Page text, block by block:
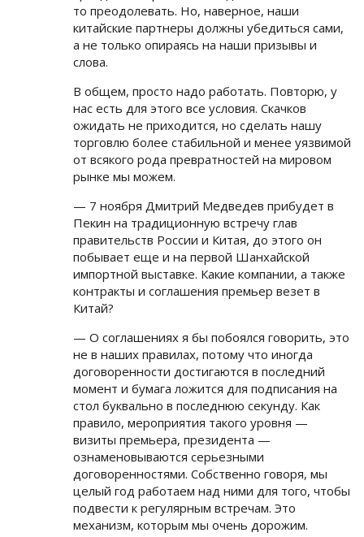
то преодолевать. Но, наверное, наши
китайские партнеры должны убедиться сами,
а не только опираясь на наши призывы и
слова.
В общем, просто надо работать. Повторю, у
нас есть для этого все условия. Скачков
ожидать не приходится, но сделать нашу
торговлю более стабильной и менее уязвимой
от всякого рода превратностей на мировом
рынке мы можем.
— 7 ноября Дмитрий Медведев прибудет в
Пекин на традиционную встречу глав
правительств России и Китая, до этого он
побывает еще и на первой Шанхайской
импортной выставке. Какие компании, а также
контракты и соглашения премьер везет в
Китай?
— О соглашениях я бы побоялся говорить, это
не в наших правилах, потому что иногда
договоренности достигаются в последний
момент и бумага ложится для подписания на
стол буквально в последнюю секунду. Как
правило, мероприятия такого уровня —
визиты премьера, президента —
ознаменовываются серьезными
договоренностями. Собственно говоря, мы
целый год работаем над ними для того, чтобы
подвести к регулярным встречам. Это
механизм, которым мы очень дорожим.